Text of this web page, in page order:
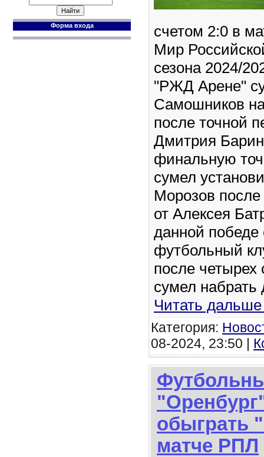
Форма входа
счетом 2:0 в
Мир
сезона 2024/
"РЖД Арене"
Самошников
после точной
Дмитрия
финальную
сумел
Морозов
от Алексея
данной победе
футбольный
после
сумел набрать
Читать
Категория:
08-2024, 23:50 |
обыграть
матче РПЛ